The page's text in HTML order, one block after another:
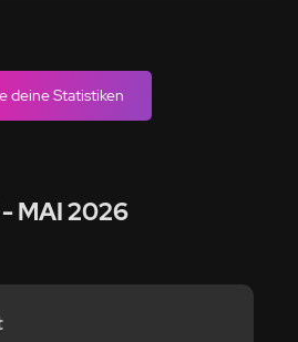
deine Statistiken
- MAI 2026